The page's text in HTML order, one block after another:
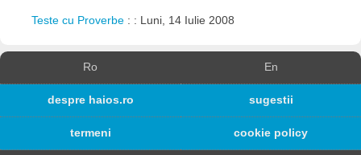
Teste cu Proverbe : : Luni, 14 Iulie 2008
Ro En
despre haios.ro sugestii
termeni cookie policy